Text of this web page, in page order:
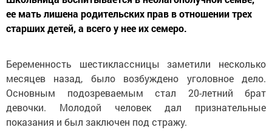
ее мать лишена родительских прав в отношении трех
старших детей, а всего у нее их семеро.
Беременность шестиклассницы заметили несколько
месяцев назад, было возбуждено уголовное дело.
Основным подозреваемым стал 20-летний брат
девочки. Молодой человек дал признательные
показания и был заключен под стражу.